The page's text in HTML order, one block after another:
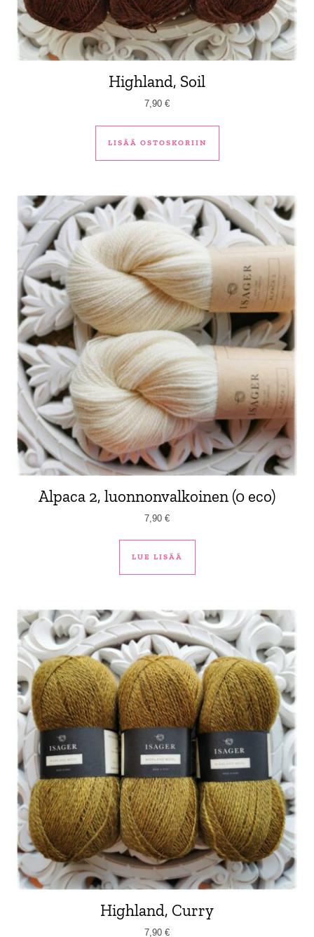
Highland, Soil
7,90 €
LISÄÄ OSTOSKORIIN
Alpaca 2, luonnonvalkoinen (0 eco)
7,90 €
LUE LISÄÄ
Highland, Curry
7,90 €